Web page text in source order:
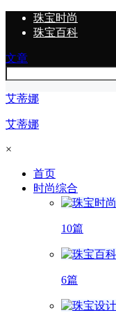
珠宝时尚
珠宝百科
文章
艾蒂娜
艾蒂娜
×
首页
时尚综合
10篇
6篇